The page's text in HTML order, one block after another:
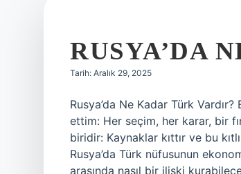
RUSYA’DA
Tarih: Aralık 29, 2025
Rusya’da Ne Kadar Türk
ettim: Her seçim, her karar, bir
biridir: Kaynaklar kıttır ve bu
Rusya’da Türk nüfusunun
arasında nasıl bir ilişki